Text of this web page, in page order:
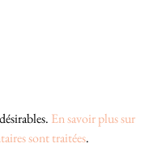
En savoir plus sur
sont traitées.